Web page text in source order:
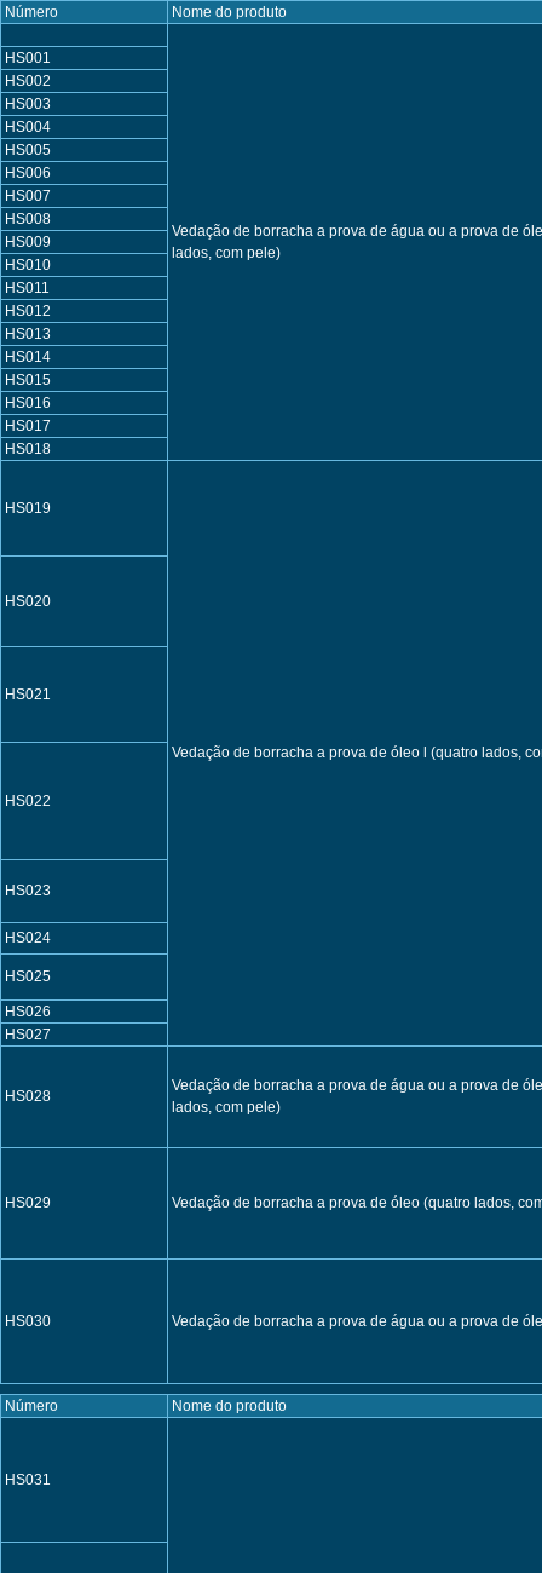
Número Nome do produto
Vedação de borracha a prova de água ou a prova de
lados, com pele)
HS001
HS002
HS003
HS004
HS005
HS006
HS007
HS008
HS009
HS010
HS011
HS012
HS013
HS014
HS015
HS016
HS017
HS018
HS019
Vedação de borracha a prova de óleo l (quatro lados,
HS020
HS021
HS022
HS023
HS024
HS025
HS026
HS027
HS028
Vedação de borracha a prova de água ou a prova de
lados, com pele)
HS029 Vedação de borracha a prova de óleo (quatro lados,
HS030 Vedação de borracha a prova de água ou a prova de
Número Nome do produto
HS031